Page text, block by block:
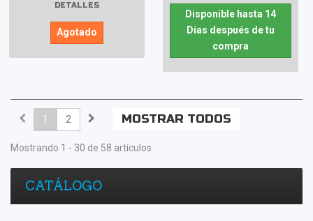
DETALLES
Agotado
Disponible hasta 14
Días después de tu
compra
MOSTRAR TODOS
1 2
Mostrando 1 - 30 de 58 artículos
CATÁLOGO